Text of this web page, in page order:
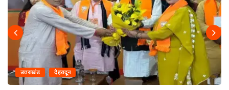
उत्तराखंड देहरादून